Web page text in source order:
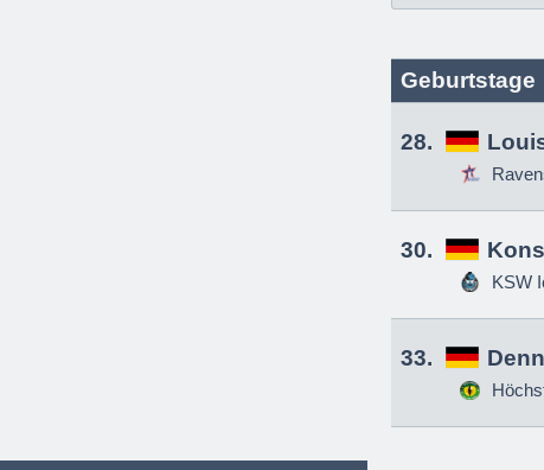
Geburtstage
28.
30.
KSW
33.